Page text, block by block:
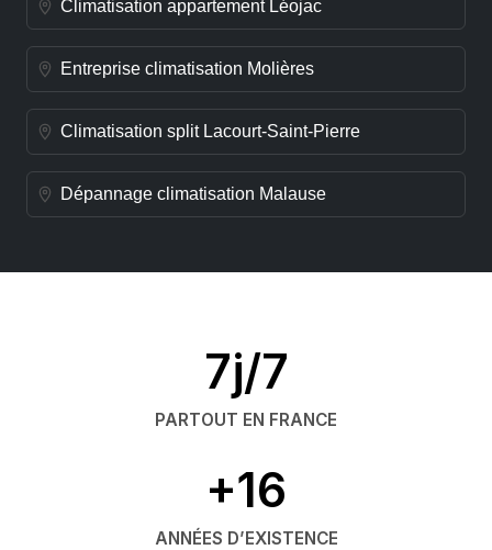
Climatisation appartement Léojac
Entreprise climatisation Molières
Climatisation split Lacourt-Saint-Pierre
Dépannage climatisation Malause
7j/7
PARTOUT EN FRANCE
+16
ANNÉES D’EXISTENCE